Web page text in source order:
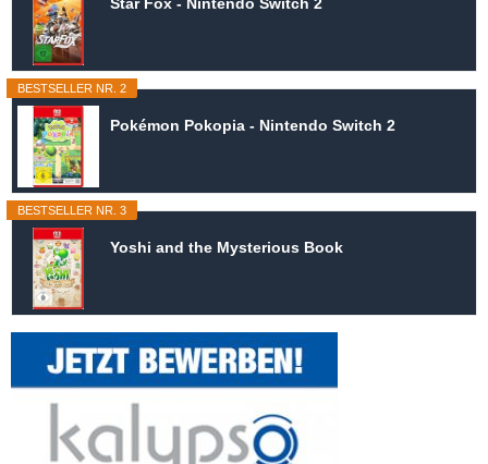
BESTSELLER NR. 2
Pokémon Pokopia - Nintendo Switch 2
BESTSELLER NR. 3
Yoshi and the Mysterious Book